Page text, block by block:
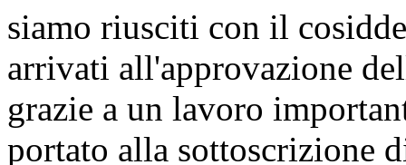
siamo riusciti con il
arrivati all'approvazione
grazie a un lavoro
portato alla sottoscrizione